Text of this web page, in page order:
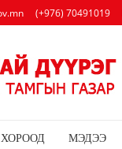
(+976) 70491019
ХОРООД МЭДЭЭ